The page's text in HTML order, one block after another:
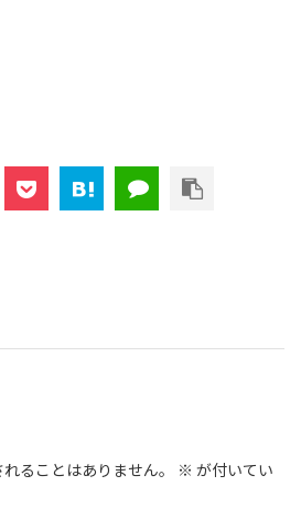
ることはありません。 ※ が付いてい